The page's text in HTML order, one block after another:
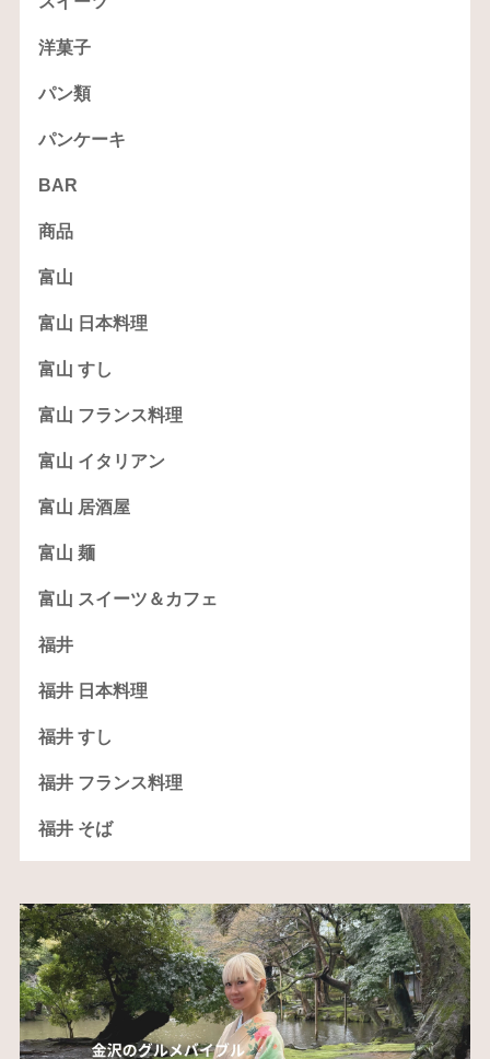
洋菓子
パン類
パンケーキ
BAR
商品
富山
富山 日本料理
富山 すし
富山 フランス料理
富山 イタリアン
富山 居酒屋
富山 麺
富山 スイーツ＆カフェ
福井
福井 日本料理
福井 すし
福井 フランス料理
福井 そば